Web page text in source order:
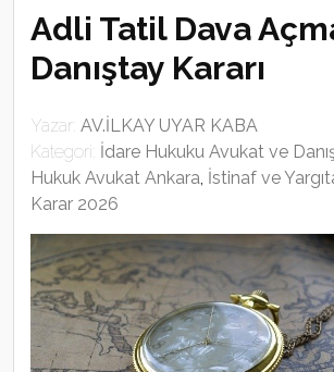
Adli Tatil Dava
Danıştay Kararı
Yazar: AV.İLKAY UYAR KABA
Kategori: İdare Hukuku Avukat ve
Hukuk Avukat Ankara, İstinaf ve
Karar 2026